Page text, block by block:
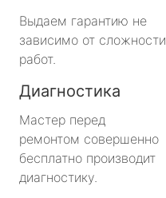
Выдаем гарантию не
зависимо от сложности
работ.
Диагностика
Мастер перед
ремонтом совершенно
бесплатно производит
диагностику.